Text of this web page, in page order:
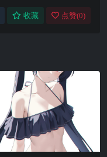
收藏 点赞(0)